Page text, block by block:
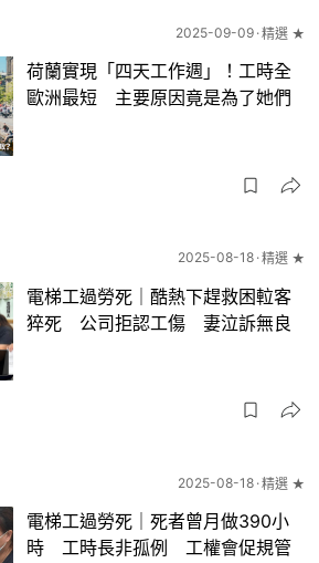
2025-09-09 精選 ★
荷蘭實現「四天工作週」！工時全
歐洲最短 主要原因竟是為了她們
2025-08-18 精選 ★
電梯工過勞死｜酷熱下趕救困𨋢客
猝死 公司拒認工傷 妻泣訴無良
2025-08-18 精選 ★
電梯工過勞死｜死者曾月做390小
時 工時長非孤例 工權會促規管